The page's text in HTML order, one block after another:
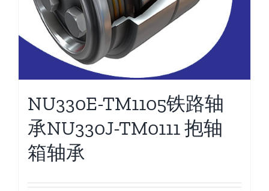
NU330E-TM1105铁路轴
承NU330J-TM0111 抱轴
箱轴承